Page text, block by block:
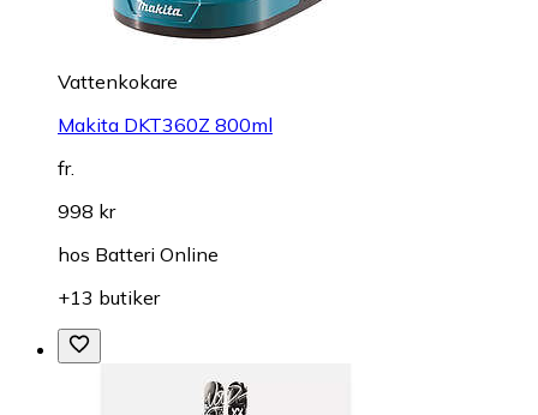
Vattenkokare
Makita DKT360Z 800ml
fr.
998 kr
hos Batteri Online
+13 butiker